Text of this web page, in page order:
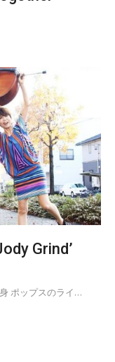
Grind’
ポップスのライ…